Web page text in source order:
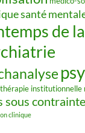
santé
de la
institutionnelle
sous contrainte
clinique